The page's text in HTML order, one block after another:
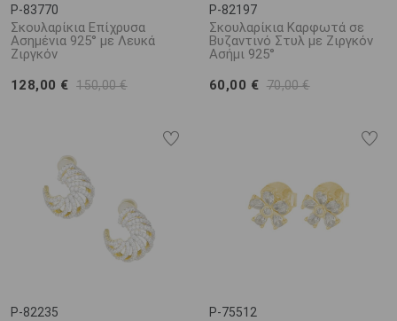
P-83770
Σκουλαρίκια Επίχρυσα
Ασημένια 925° με Λευκά
Ζιργκόν
128,00 € 150,00 €
P-82197
Σκουλαρίκια Καρφωτά σε
Βυζαντινό Στυλ με Ζιργκόν
Ασήμι 925°
60,00 € 70,00 €
P-82235 P-75512